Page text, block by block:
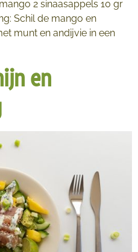
2 sinaasappels 10 gr
Schil de mango en
munt en andijvie in een
en